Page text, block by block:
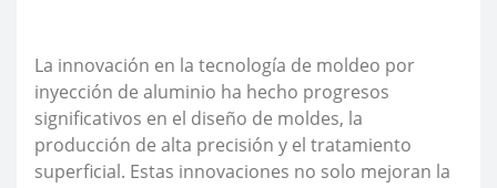
La innovación en la tecnología de moldeo por
inyección de aluminio ha hecho progresos
significativos en el diseño de moldes, la
producción de alta precisión y el tratamiento
superficial. Estas innovaciones no solo mejoran la